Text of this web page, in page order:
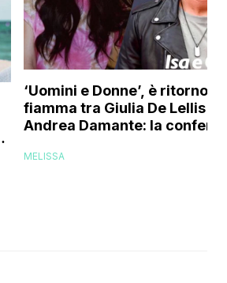
‘Uomini e Donne’, è ritorno di
fiamma tra Giulia De Lellis e
Andrea Damante: la conferma
MELISSA